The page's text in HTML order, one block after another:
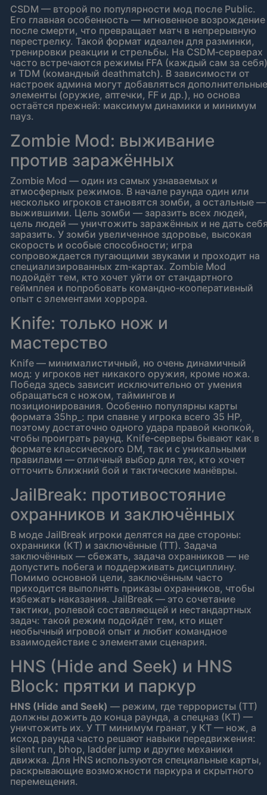
CSDM — второй по популярности мод после Public.
Его главная особенность — мгновенное возрождение
после смерти, что превращает матч в непрерывную
перестрелку. Такой формат идеален для разминки,
тренировки реакции и стрельбы. На CSDM‑серверах
часто встречаются режимы FFA (каждый сам за себя)
и TDM (командный deathmatch). В зависимости от
настроек админа могут добавляться дополнительные
элементы (оружие, аптечки, FF и др.), но основа
остаётся прежней: максимум динамики и минимум
пауз.
Zombie Mod: выживание
против заражённых
Zombie Mod — один из самых узнаваемых и
атмосферных режимов. В начале раунда один или
несколько игроков становятся зомби, а остальные —
выжившими. Цель зомби — заразить всех людей,
цель людей — уничтожить заражённых и не дать
заразить. У зомби увеличенное здоровье, высокая
скорость и особые способности; игра
сопровождается пугающими звуками и проходит на
специализированных zm‑картах. Zombie Mod
подойдёт тем, кто хочет уйти от стандартного
геймплея и попробовать командно‑кооперативный
опыт с элементами хоррора.
Knife: только нож и
мастерство
Knife — минималистичный, но очень динамичный
мод: у игроков нет никакого оружия, кроме ножа.
Победа здесь зависит исключительно от умения
обращаться с ножом, таймингов и
позиционирования. Особенно популярны карты
формата 35hp_: при спавне у игрока всего 35 HP,
поэтому достаточно одного удара правой кнопкой,
чтобы проиграть раунд. Knife‑серверы бывают как в
формате классического DM, так и с уникальными
правилами — отличный выбор для тех, кто хочет
отточить ближний бой и тактические манёвры.
JailBreak: противостояние
охранников и заключённых
В моде JailBreak игроки делятся на две стороны:
охранники (КТ) и заключённые (ТТ). Задача
заключённых — сбежать, задача охранников — не
допустить побега и поддерживать дисциплину.
Помимо основной цели, заключённым часто
приходится выполнять приказы охранников, чтобы
избежать наказания. JailBreak — это сочетание
тактики, ролевой составляющей и нестандартных
задач: такой режим подойдёт тем, кто ищет
необычный игровой опыт и любит командное
взаимодействие с элементами сценария.
HNS (Hide and Seek) и HNS
Block: прятки и паркур
HNS (Hide and Seek) — режим, где террористы (ТТ)
должны дожить до конца раунда, а спецназ (КТ) —
уничтожить их. У ТТ минимум гранат, у КТ — нож, а
исход раунда часто решают навыки передвижения:
silent run, bhop, ladder jump и другие механики
движка. Для HNS используются специальные карты,
раскрывающие возможности паркура и скрытного
перемещения.